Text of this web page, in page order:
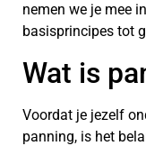
nemen we je mee
basisprincipes tot
Wat is
Voordat je jezelf
panning, is het